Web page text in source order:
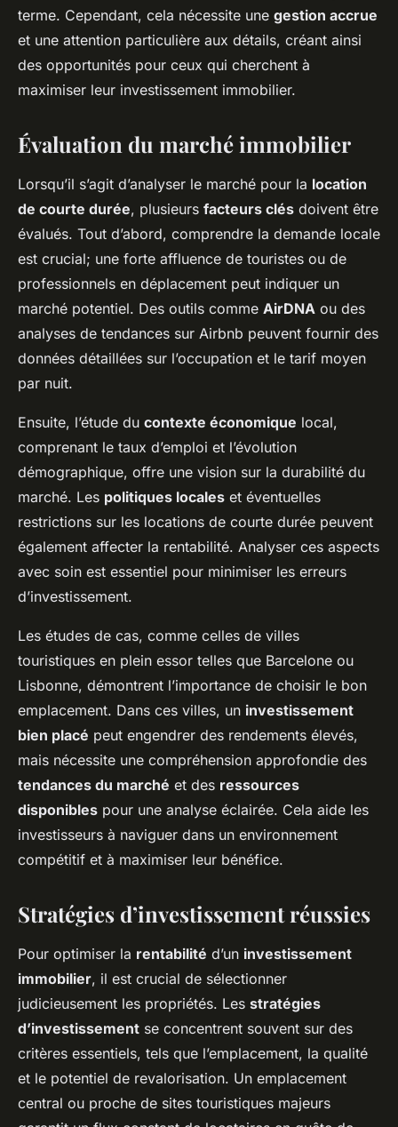
terme. Cependant, cela nécessite une gestion accrue
et une attention particulière aux détails, créant ainsi
des opportunités pour ceux qui cherchent à
maximiser leur investissement immobilier.
Évaluation du marché immobilier
Lorsqu’il s’agit d’analyser le marché pour la location
de courte durée, plusieurs facteurs clés doivent être
évalués. Tout d’abord, comprendre la demande locale
est crucial; une forte affluence de touristes ou de
professionnels en déplacement peut indiquer un
marché potentiel. Des outils comme AirDNA ou des
analyses de tendances sur Airbnb peuvent fournir des
données détaillées sur l’occupation et le tarif moyen
par nuit.
Ensuite, l’étude du contexte économique local,
comprenant le taux d’emploi et l’évolution
démographique, offre une vision sur la durabilité du
marché. Les politiques locales et éventuelles
restrictions sur les locations de courte durée peuvent
également affecter la rentabilité. Analyser ces aspects
avec soin est essentiel pour minimiser les erreurs
d’investissement.
Les études de cas, comme celles de villes
touristiques en plein essor telles que Barcelone ou
Lisbonne, démontrent l’importance de choisir le bon
emplacement. Dans ces villes, un investissement
bien placé peut engendrer des rendements élevés,
mais nécessite une compréhension approfondie des
tendances du marché et des ressources
disponibles pour une analyse éclairée. Cela aide les
investisseurs à naviguer dans un environnement
compétitif et à maximiser leur bénéfice.
Stratégies d’investissement réussies
Pour optimiser la rentabilité d’un investissement
immobilier, il est crucial de sélectionner
judicieusement les propriétés. Les stratégies
d’investissement se concentrent souvent sur des
critères essentiels, tels que l’emplacement, la qualité
et le potentiel de revalorisation. Un emplacement
central ou proche de sites touristiques majeurs